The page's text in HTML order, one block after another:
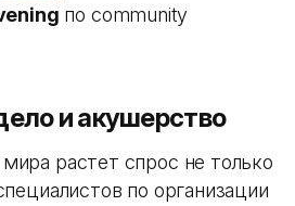
по community
и акушерство
растет спрос не только
по организации